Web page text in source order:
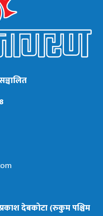
प्रकाश देबकोटा (रुकुम पश्चिम